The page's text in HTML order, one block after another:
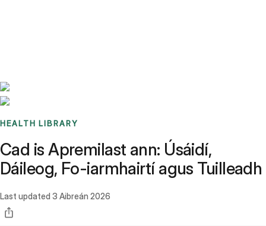
HEALTH LIBRARY
Cad is Apremilast ann: Úsáidí,
Dáileog, Fo-iarmhairtí agus Tuilleadh
Last updated 3 Aibreán 2026